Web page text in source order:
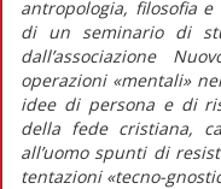
antropologia, filosofia
di un seminario di
dall’associazione
operazioni «mentali»
idee di persona e di
della fede cristiana,
all’uomo spunti di
tentazioni «tecno-